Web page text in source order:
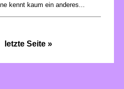
kennt kaum ein anderes...
letzte Seite »